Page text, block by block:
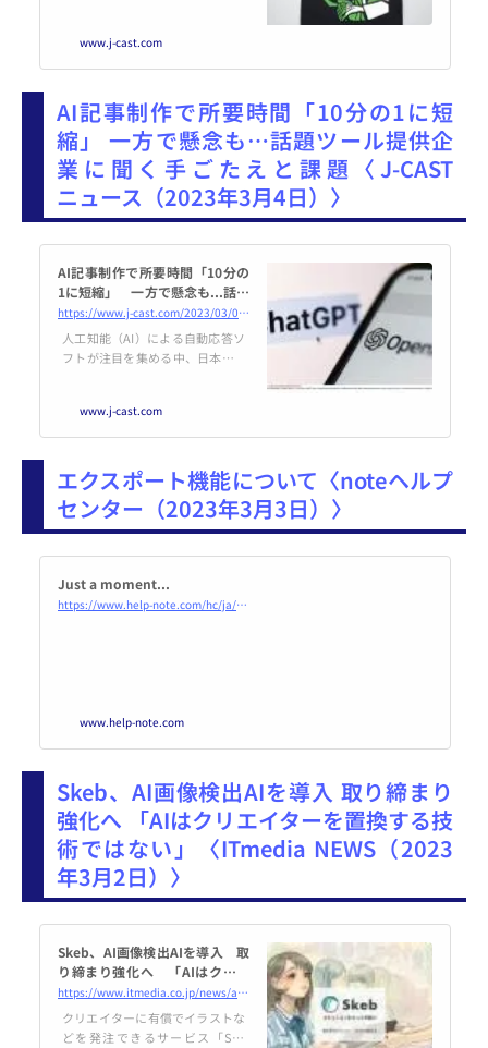
チの木』の表紙絵がプリントされ
たTシャツ。しかも、四次受注を
おり、驚く声も上がっている。販
売元である玩具大手・バンダイの
開発担当者は2023年3月2日、J-C
ASTニュースに対し、売り上げは
好調だとして「作品の魅力はさる
ことながら、やはりSNSのおか
www.j-cast.com
AI記事制作で所要時間「10分の1に短
縮」 一方で懸念も…話題ツール提供企
業に聞く手ごたえと課題〈J-CAST
ニュース（2023年3月4日）〉
AI記事制作で所要時間「10分の
1に短縮」 一方で懸念も...話題
ツール提供企業に聞く手ごたえ
と課題
https://www.j-cast.com/2023/03/04457214.html
人工知能（AI）による自動応答ソ
フトが注目を集める中、日本のIT
者の間では期待と不安がない交ぜ
となっているが、実用性はどうな
ごたえと課題を聞いた。「WEL
Q」騒動思い出す人もウェブマー
ケティングを手がける「chippe
r」（東京都渋谷区）は2023年1月
下旬、米OpenAI社のAI対話ソフ
www.j-cast.com
エクスポート機能について〈noteヘルプ
センター（2023年3月3日）〉
Just a moment...
https://www.help-note.com/hc/ja/articles/15597380918425
www.help-note.com
Skeb、AI画像検出AIを導入 取り締まり
強化へ 「AIはクリエイターを置換する技
術ではない」〈ITmedia NEWS（2023
年3月2日）〉
Skeb、AI画像検出AIを導入 取
り締まり強化へ 「AIはクリエ
イターを置換する技術ではな
い」
https://www.itmedia.co.jp/news/articles/2303/02/news102.html
クリエイターに有償でイラストな
どを発注できるサービス「Ske